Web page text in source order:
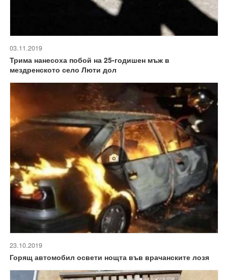
03.11.2019
Трима нанесоха побой на 25-годишен мъж в
мездренското село Люти дол
23.10.2019
Горящ автомобил освети нощта във врачанските лозя